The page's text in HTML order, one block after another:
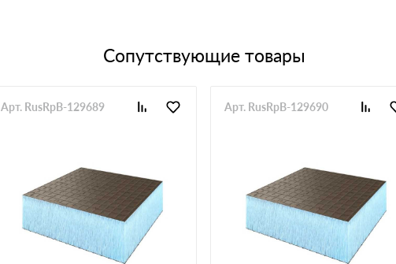
Сопутствующие товары
Арт. RusRpB-129689 Арт. RusRpB-129690